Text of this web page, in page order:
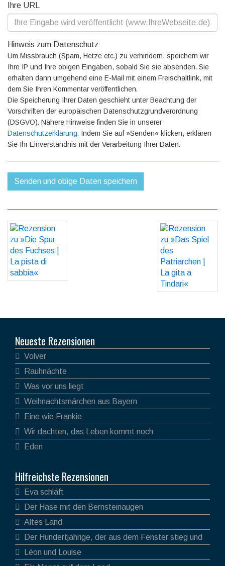
Ihre URL
Hinweis zum Datenschutz:
Um Missbrauch (Spam, Hetze etc.) zu verhindern, speichern wir
Ihre IP und Ihre obigen Eingaben, sobald Sie sie absenden. Sie
erhalten dann umgehend eine E-Mail mit einem Freischaltlink, mit
dem Sie Ihren Kommentar veröffentlichen.
Die Speicherung Ihrer Daten geschieht unter Beachtung der
Vorschriften der europäischen Datenschutzgrundverordnung
(DSGVO). Nähere Hinweise finden Sie in unserer
Datenschutzerklärung. Indem Sie auf »Senden« klicken, erklären
Sie Ihr Einverständnis mit der Verarbeitung Ihrer Daten.
Neueste Rezensionen
Volver
Rauhnächte
Was vor uns liegt
Weihnachtsmärchen aus Bayern
Eine wie Frankie
Wir dachten, das Leben kommt noch
Eden
Hilfreichste Rezensionen
Eva schläft
Der Hase mit den Bernsteinaugen
Altes Land
Der Hundertjährige, der aus dem Fenster stieg und
verschwand
Léon und Louise